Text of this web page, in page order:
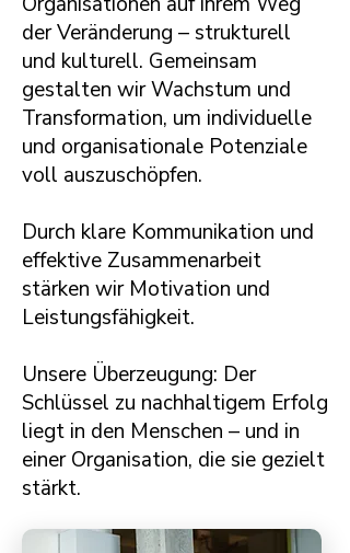
der Veränderung – strukturell
und kulturell. Gemeinsam
gestalten wir Wachstum und
Transformation, um individuelle
und organisationale Potenziale
voll auszuschöpfen.
Durch klare Kommunikation und
effektive Zusammenarbeit
stärken wir Motivation und
Leistungsfähigkeit.
Unsere Überzeugung: Der
Schlüssel zu nachhaltigem Erfolg
liegt in den Menschen – und in
einer Organisation, die sie gezielt
stärkt.